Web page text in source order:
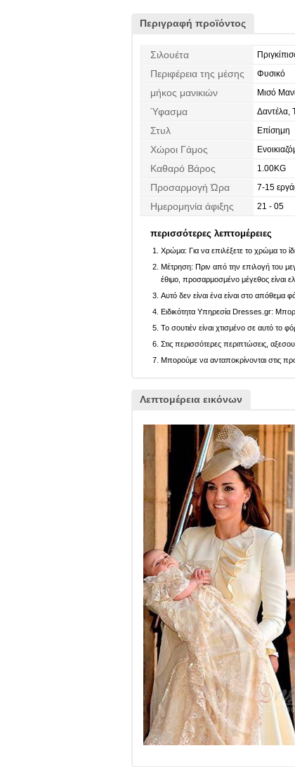
Περιγραφή προϊόντος
Σιλουέτα
Περιφέρεια της μέσης Φυσικό
μήκος μανικιών Μισό
Ύφασμα Δαντέλα,
Στυλ Επίσημη
Χώροι Γάμος
Καθαρό Βάρος 1.00KG
Προσαρμογή Ώρα 7-15
Ημερομηνία άφιξης 21 - 05
περισσότερες λεπτομέρειες
Χρώμα: Για να επιλέξετε το χρώμα το
Μέτρηση: Πριν από την επιλογή του
έθιμο, προσαρμοσμένο μέγεθος είναι
Αυτό δεν είναι ένα είναι στο απόθεμα
Ειδικότητα Υπηρεσία Dresses.gr:
Το σουτιέν είναι χτισμένο σε αυτό το
Στις περισσότερες περιπτώσεις,
Μπορούμε να ανταποκρίνονται στις
Λεπτομέρεια εικόνων